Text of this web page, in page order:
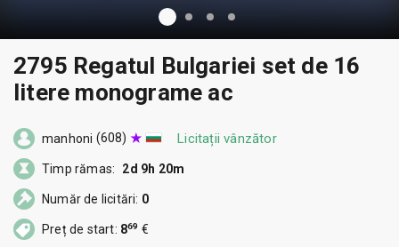
2795 Regatul Bulgariei set de 16
litere monograme ac
manhoni (608) Licitații vânzător
Timp rămas: 2d 9h 20m
Număr de licitări: 0
Preț de start: 869 €